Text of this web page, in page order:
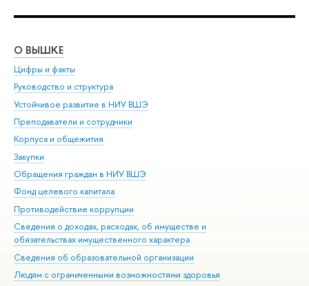
О ВЫШКЕ
Цифры и факты
Руководство и структура
Устойчивое развитие в НИУ ВШЭ
Преподаватели и сотрудники
Корпуса и общежития
Закупки
Обращения граждан в НИУ ВШЭ
Фонд целевого капитала
Противодействие коррупции
Сведения о доходах, расходах, об имуществе и
обязательствах имущественного характера
Сведения об образовательной организации
Людям с ограниченными возможностями здоровья